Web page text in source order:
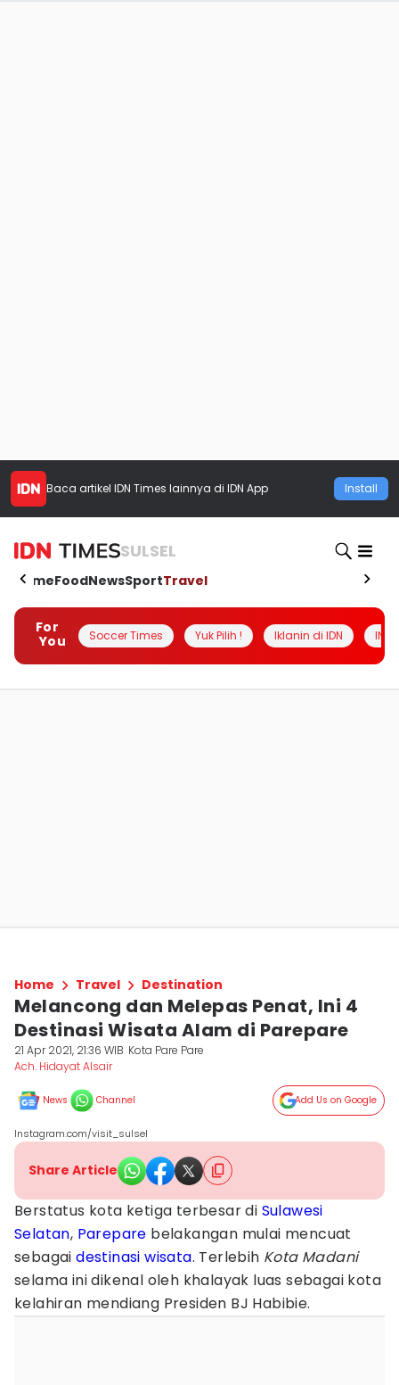
Baca artikel IDN Times lainnya di IDN App Install
SULSEL
HomeFoodNewsSportTravel
For
You
Soccer Times Yuk Pilih ! Iklanin di IDN
Home Travel Destination
Melancong dan Melepas Penat, Ini 4
Destinasi Wisata Alam di Parepare
21 Apr 2021, 21:36 WIB Kota Pare Pare
Ach. Hidayat Alsair
News Channel Add Us on Google
Instagram.com/visit_sulsel
Share Article
Berstatus kota ketiga terbesar di Sulawesi
Selatan, Parepare belakangan mulai mencuat
sebagaidestinasi wisata. Terlebih Kota Madani
selama ini dikenal oleh khalayak luas sebagai kota
kelahiran mendiang Presiden BJ Habibie.